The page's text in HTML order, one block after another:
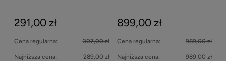
291,00 zł
Cena regularna: 307,00 zł
Najniższa cena: 289,00 zł
899,00 zł
Cena regularna: 989,00 zł
Najniższa cena: 989,00 zł